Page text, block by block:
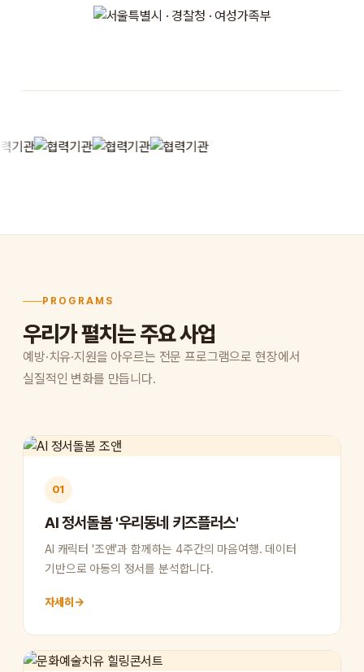
PROGRAMS
우리가 펼치는 주요 사업
예방·치유·지원을 아우르는 전문 프로그램으로 현장에서
실질적인 변화를 만듭니다.
01
AI 정서돌봄 '우리동네 키즈플러스'
AI 캐릭터 '조앤'과 함께하는 4주간의 마음여행. 데이터
기반으로 아동의 정서를 분석합니다.
자세히 →